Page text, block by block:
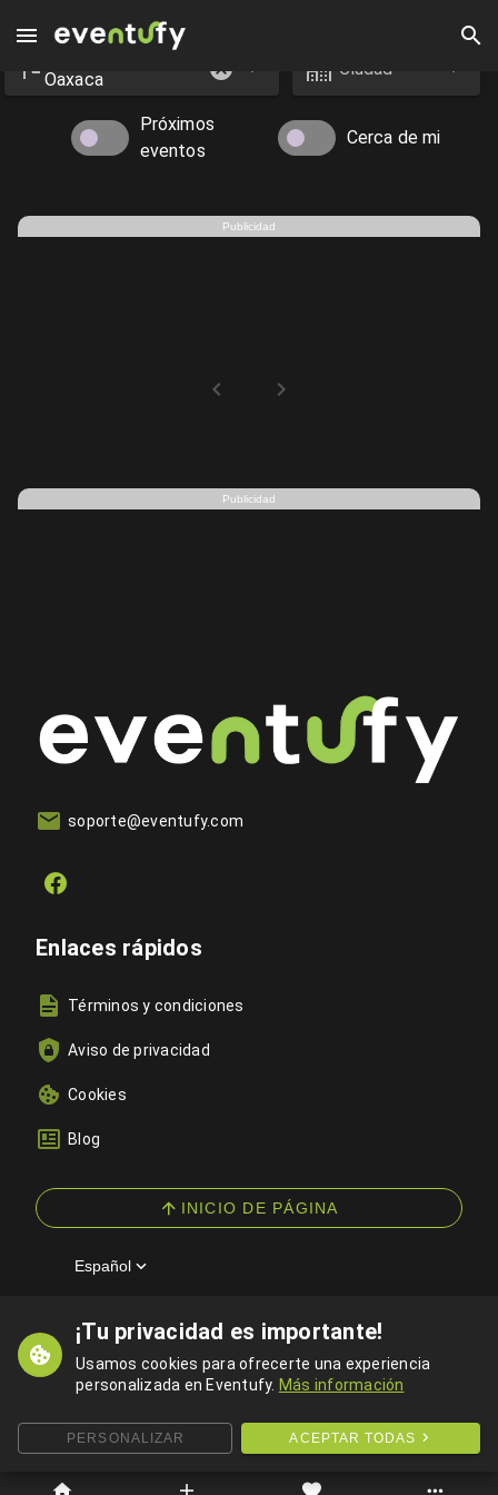
¡Tu privacidad es importante!
Usamos cookies para ofrecerte una experiencia
personalizada en Eventufy. Más información
PERSONALIZAR ACEPTAR TODAS
Eventos en Oaxaca - Eventufy 2026 | Eventufy
Oaxaca
Ciudad
Próximos
eventos
Cerca de mi
Publicidad
Publicidad
soporte@eventufy.com
Enlaces rápidos
Términos y condiciones
Aviso de privacidad
Cookies
Blog
INICIO DE PÁGINA
Español